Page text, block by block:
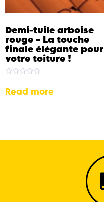
Demi-tuile arboise
rouge – La touche
finale élégante pour
votre toiture !
0
out
Read more